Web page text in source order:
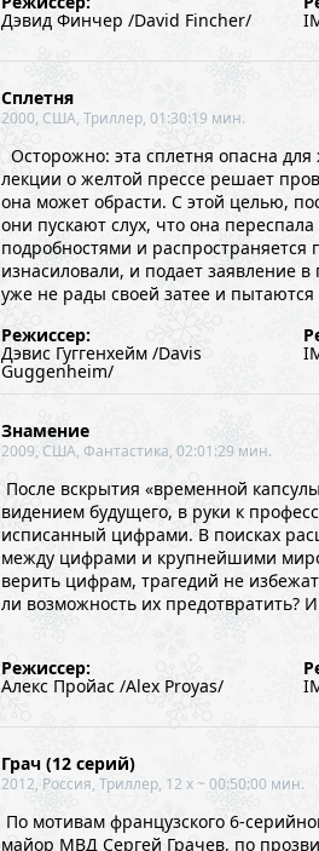
Дэвид Финчер /David Fincher/
Сплетня
2000, США, Триллер, 01:30:19 мин.
Осторожно: эта сплетня опасна
лекции о желтой прессе решает
она может обрасти. С этой целью,
они пускают слух, что она
подробностями и
изнасиловали, и подает заявление
уже не рады своей затее и
Режиссер:
Дэвис Гуггенхейм /Davis
Guggenheim/
Знамение
2009, США, Фантастика, 02:01:29 мин.
После вскрытия «временной
видением будущего, в руки к
исписанный цифрами. В поисках
между цифрами и крупнейшими
верить цифрам, трагедий не
ли возможность их предотвратить?
Режиссер:
Алекс Пройас /Alex Proyas/
Грач (12 серий)
2012, Россия, Триллер, 12 x ~ 00:50:00 мин.
По мотивам французского 6-
майор МВД Сергей Грачев, по